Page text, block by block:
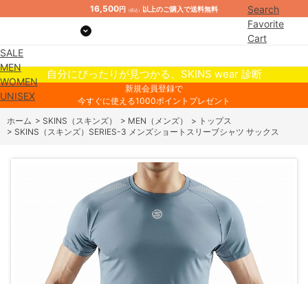
16,500円 （税込） 以上のご購入で送料無料
Search
Favorite
Cart
SALE
MEN
WOMEN
UNISEX
自分にぴったりが見つかる、SKINS wear 診断
新規会員登録で
今すぐに使える1000ポイントプレゼント
ホーム > SKINS（スキンズ） > MEN（メンズ） > トップス
> SKINS（スキンズ）SERIES-3 メンズショートスリーブシャツ サックス